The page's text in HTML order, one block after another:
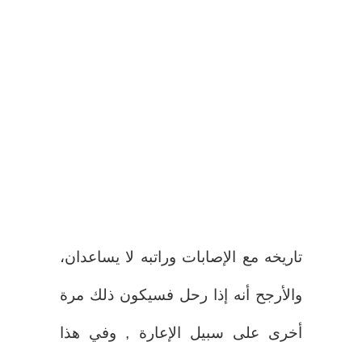
تاريخه مع الإصابات وراتبه لا يساعدان،
والأرجح أنه إذا رحل فسيكون ذلك مرة
أخرى على سبيل الإعارة , وفي هذا